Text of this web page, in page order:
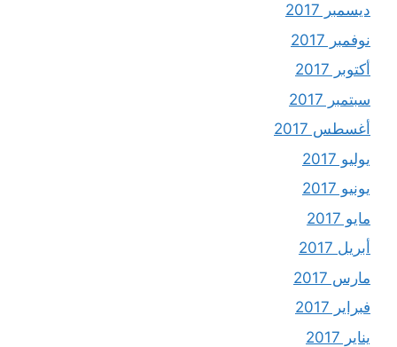
ديسمبر 2017
نوفمبر 2017
أكتوبر 2017
سبتمبر 2017
أغسطس 2017
يوليو 2017
يونيو 2017
مايو 2017
أبريل 2017
مارس 2017
فبراير 2017
يناير 2017